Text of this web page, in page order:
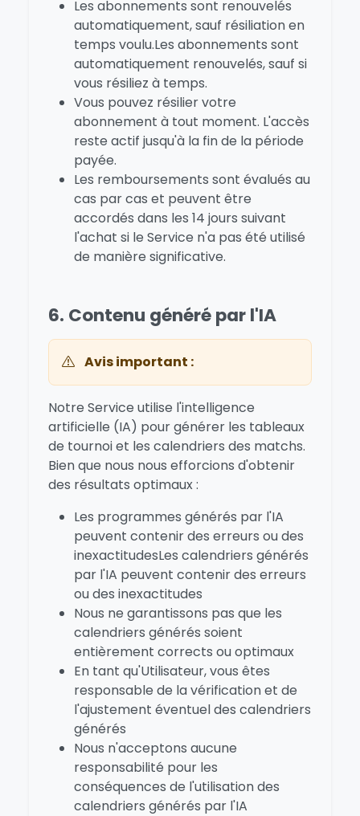
Les abonnements sont renouvelés
automatiquement, sauf résiliation en
temps voulu.Les abonnements sont
automatiquement renouvelés, sauf si
vous résiliez à temps.
Vous pouvez résilier votre
abonnement à tout moment. L'accès
reste actif jusqu'à la fin de la période
payée.
Les remboursements sont évalués au
cas par cas et peuvent être
accordés dans les 14 jours suivant
l'achat si le Service n'a pas été utilisé
de manière significative.
6. Contenu généré par l'IA
Avis important :
Notre Service utilise l'intelligence
artificielle (IA) pour générer les tableaux
de tournoi et les calendriers des matchs.
Bien que nous nous efforcions d'obtenir
des résultats optimaux :
Les programmes générés par l'IA
peuvent contenir des erreurs ou des
inexactitudesLes calendriers générés
par l'IA peuvent contenir des erreurs
ou des inexactitudes
Nous ne garantissons pas que les
calendriers générés soient
entièrement corrects ou optimaux
En tant qu'Utilisateur, vous êtes
responsable de la vérification et de
l'ajustement éventuel des calendriers
générés
Nous n'acceptons aucune
responsabilité pour les
conséquences de l'utilisation des
calendriers générés par l'IA